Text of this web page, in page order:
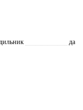
да